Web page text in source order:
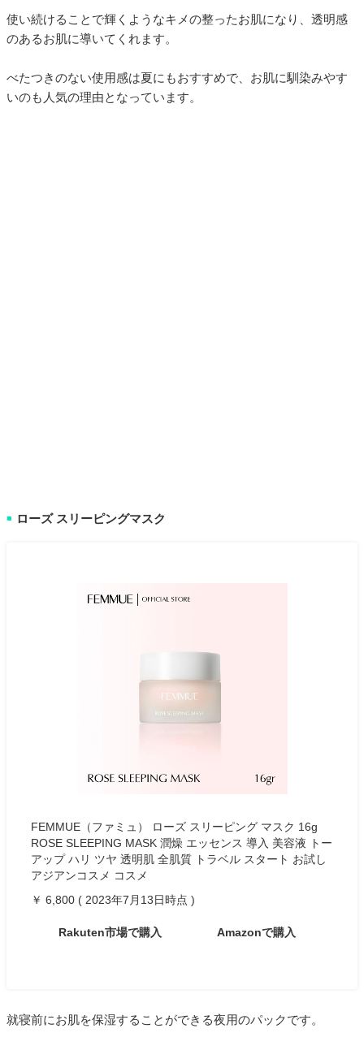
使い続けることで輝くようなキメの整ったお肌になり、透明感
のあるお肌に導いてくれます。
べたつきのない使用感は夏にもおすすめで、お肌に馴染みやす
いのも人気の理由となっています。
■ ローズ スリーピングマスク
FEMMUE（ファミュ） ローズ スリーピング マスク 16g
ROSE SLEEPING MASK 潤燥 エッセンス 導入 美容液 トー
アップ ハリ ツヤ 透明肌 全肌質 トラベル スタート お試し
アジアンコスメ コスメ
￥ 6,800 ( 2023年7月13日時点 )
Rakuten市場で購入 Amazonで購入
就寝前にお肌を保湿することができる夜用のパックです。